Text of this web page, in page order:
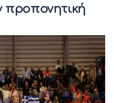
προπονητική